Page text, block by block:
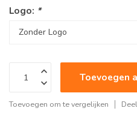
Logo: *
Toevoegen
Toevoegen om te vergelijken